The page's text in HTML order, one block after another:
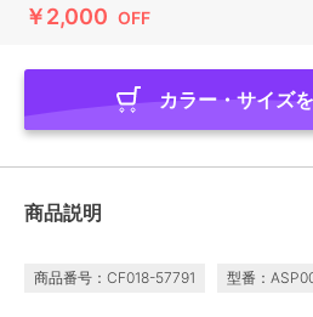
￥2,000 OFF
カラー・サイズ
商品説明
商品番号：CF018-57791 型番：